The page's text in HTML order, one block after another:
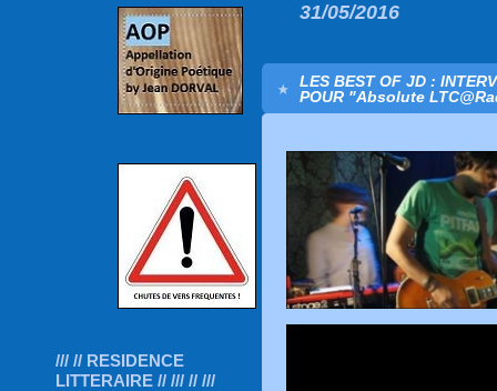
/// // RESIDENCE
LITTERAIRE // /// // ///
31/05/2016
LES BEST OF JD :
POUR "Absolute